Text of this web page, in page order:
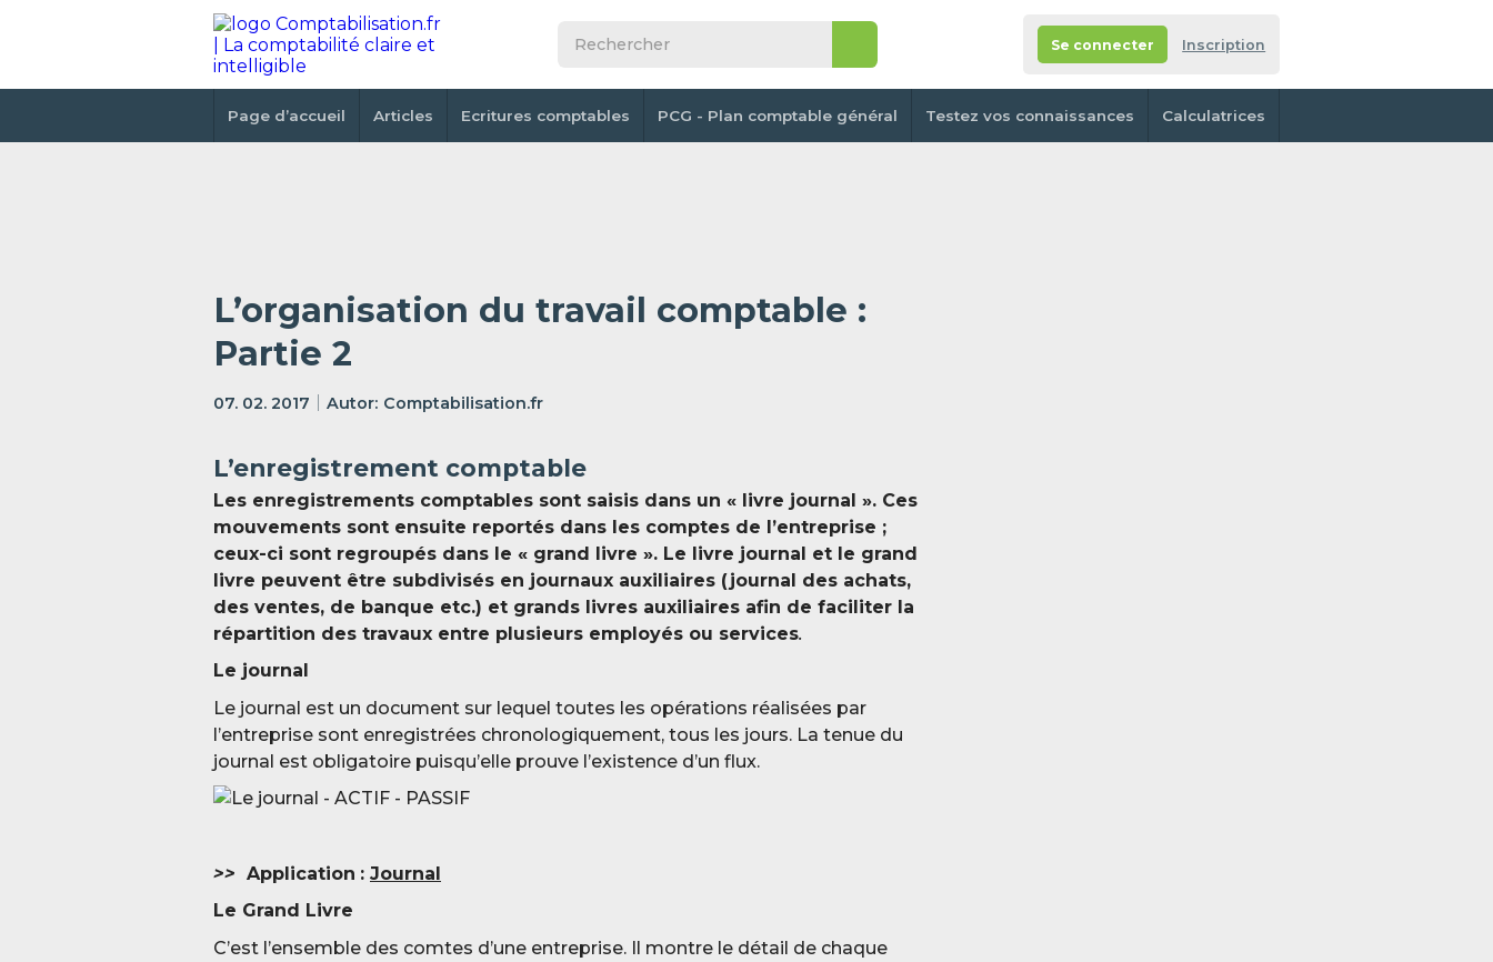
Se connecter Inscription
Page d’accueil Articles Ecritures comptables PCG - Plan comptable général Testez vos connaissances Calculatrices
L’organisation du travail comptable :
Partie 2
07. 02. 2017 Comptabilisation.fr
L’enregistrement comptable
Les enregistrements comptables sont saisis dans un « livre journal ». Ces
mouvements sont ensuite reportés dans les comptes de l’entreprise ;
ceux-ci sont regroupés dans le « grand livre ». Le livre journal et le grand
livre peuvent être subdivisés en journaux auxiliaires (journal des achats,
des ventes, de banque etc.) et grands livres auxiliaires afin de faciliter la
répartition des travaux entre plusieurs employés ou services.
Le journal
Le journal est un document sur lequel toutes les opérations réalisées par
l’entreprise sont enregistrées chronologiquement, tous les jours. La tenue du
journal est obligatoire puisqu’elle prouve l’existence d’un flux.
>> Application : Journal
Le Grand Livre
C’est l’ensemble des comtes d’une entreprise. Il montre le détail de chaque